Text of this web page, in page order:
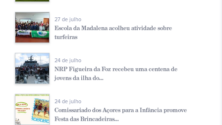
27 de julho
Escola da Madalena acolheu atividade sobre
turfeiras
24 de julho
NRP Figueira da Foz recebeu uma centena de
jovens da ilha do...
24 de julho
Comissariado dos Açores para a Infância promove
Festa das Brincadeiras...